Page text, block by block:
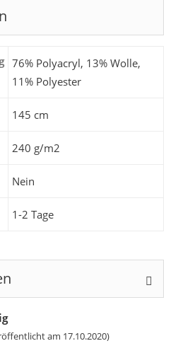
76% Polyacryl, 13% Wolle,
11% Polyester
145 cm
240 g/m2
Nein
1-2 Tage
am 17.10.2020)